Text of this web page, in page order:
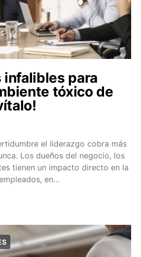
infalibles para
tóxico de
el liderazgo cobra más
Los dueños del negocio, los
tienen un impacto directo en la
en…